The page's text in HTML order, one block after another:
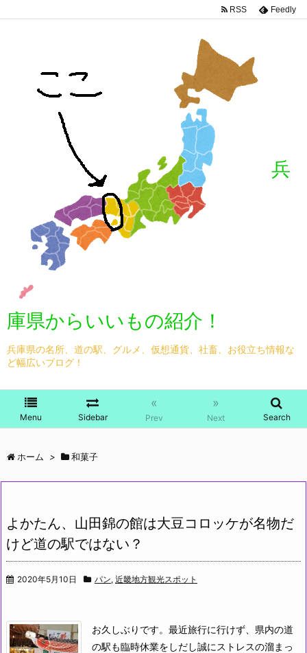
兵
庫県からいいもの紹介！
兵庫県の名所、道の駅、グルメ、仮想通貨、社畜、お役立ち情報な
ど幅広いブログ！
Menu Sidebar
«
Prev
»
Next Search
RSS Feedly
ホーム > 和菓子
よかたん、山田錦の館は大豆コロッケが名物だ
けど道の駅ではない？
2020年5月10日 パン, 近畿地方観光スポット
お久しぶりです。最近旅行に行けず、県内の道
の駅も臨時休業をしだし誠にストレスの溜まっ